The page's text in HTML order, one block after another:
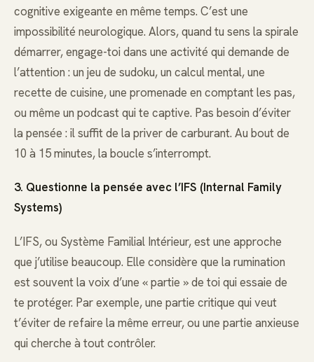
cognitive exigeante en même temps. C’est une
impossibilité neurologique. Alors, quand tu sens la spirale
démarrer, engage-toi dans une activité qui demande de
l’attention : un jeu de sudoku, un calcul mental, une
recette de cuisine, une promenade en comptant les pas,
ou même un podcast qui te captive. Pas besoin d’éviter
la pensée : il suffit de la priver de carburant. Au bout de
10 à 15 minutes, la boucle s’interrompt.
3. Questionne la pensée avec l’IFS (Internal Family
Systems)
L’IFS, ou Système Familial Intérieur, est une approche
que j’utilise beaucoup. Elle considère que la rumination
est souvent la voix d’une « partie » de toi qui essaie de
te protéger. Par exemple, une partie critique qui veut
t’éviter de refaire la même erreur, ou une partie anxieuse
qui cherche à tout contrôler.